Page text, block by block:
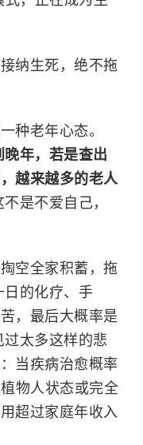
纳生死，绝不拖
种老年心态。
晚年，若是查出
越来越多的老人
不是不爱自己，
空全家积蓄，拖
日的化疗、手
，最后大概率是
太多这样的悲
当疾病治愈概率
物人状态或完全
超过家庭年收入